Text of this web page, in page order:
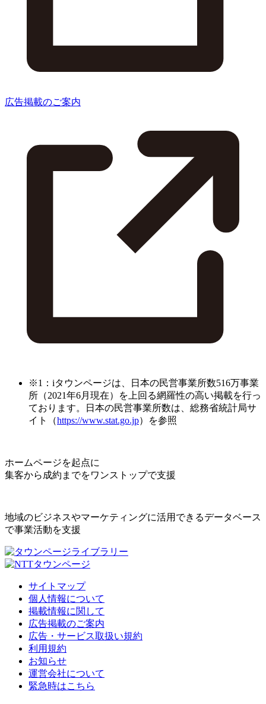
広告掲載のご案内
※1：iタウンページは、日本の民営事業所数516万事業
所（2021年6月現在）を上回る網羅性の高い掲載を行っ
ております。日本の民営事業所数は、総務省統計局サ
イト（https://www.stat.go.jp）を参照
ホームページを起点に
集客から成約までをワンストップで支援
地域のビジネスやマーケティングに活用できるデータベース
で事業活動を支援
サイトマップ
個人情報について
掲載情報に関して
広告掲載のご案内
広告・サービス取扱い規約
利用規約
お知らせ
運営会社について
緊急時はこちら